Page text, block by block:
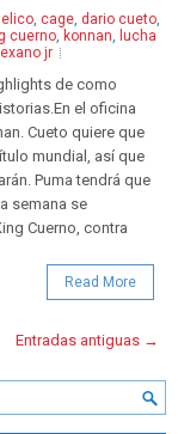
cage dario cueto
cuerno konnan
lucha
jr
de como
el oficina
Cueto quiere que
mundial, así que
Puma tendrá que
semana se
Cuerno, contra
Read More
Entradas antiguas →